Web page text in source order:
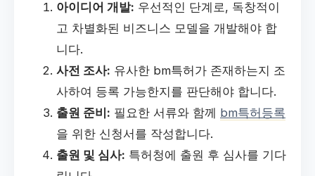
아이디어 개발: 우선적인 단계로, 독창적이
고 차별화된 비즈니스 모델을 개발해야 합
니다.
사전 조사: 유사한 bm특허가 존재하는지 조
사하여 등록 가능한지를 판단해야 합니다.
출원 준비: 필요한 서류와 함께 bm특허등록
을 위한 신청서를 작성합니다.
출원 및 심사: 특허청에 출원 후 심사를 기다